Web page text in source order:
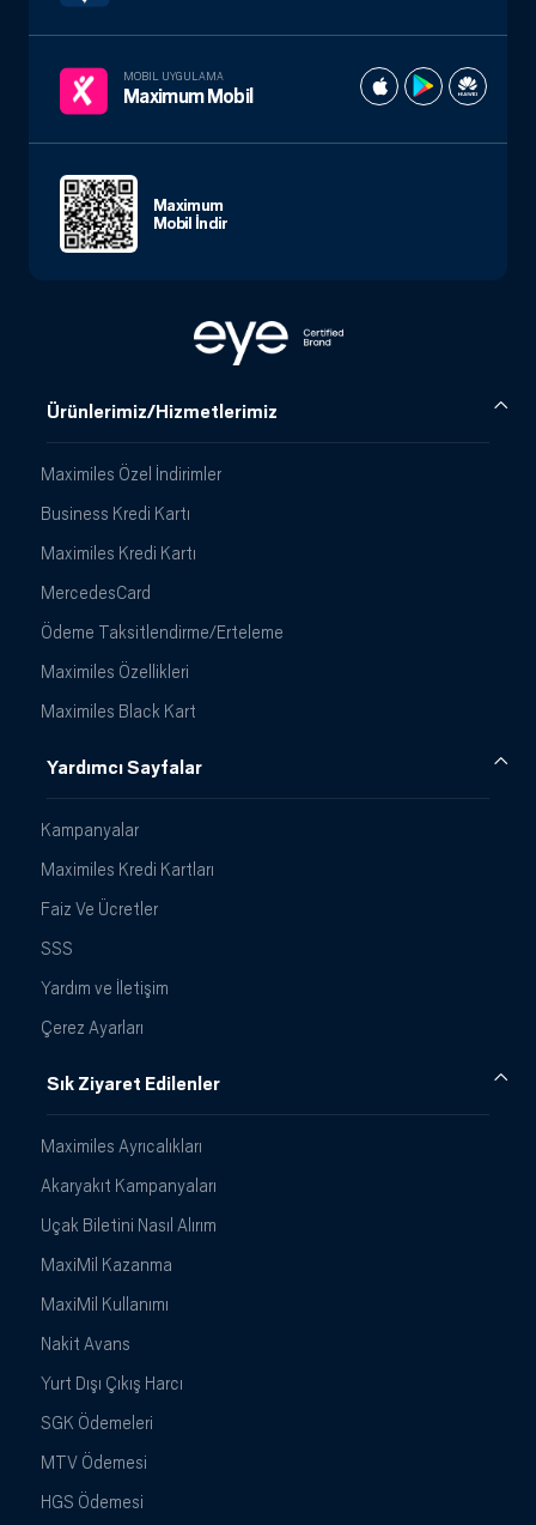
Ürünlerimiz/Hizmetlerimiz
Maximiles Özel İndirimler
Business Kredi Kartı
Maximiles Kredi Kartı
MercedesCard
Ödeme Taksitlendirme/Erteleme
Maximiles Özellikleri
Maximiles Black Kart
Yardımcı Sayfalar
Kampanyalar
Maximiles Kredi Kartları
Faiz Ve Ücretler
SSS
Yardım ve İletişim
Çerez Ayarları
Sık Ziyaret Edilenler
Maximiles Ayrıcalıkları
Akaryakıt Kampanyaları
Uçak Biletini Nasıl Alırım
MaxiMil Kazanma
MaxiMil Kullanımı
Nakit Avans
Yurt Dışı Çıkış Harcı
SGK Ödemeleri
MTV Ödemesi
HGS Ödemesi
MOBIL UYGULAMA
Maximum Mobil
Maximum
Mobil İndir